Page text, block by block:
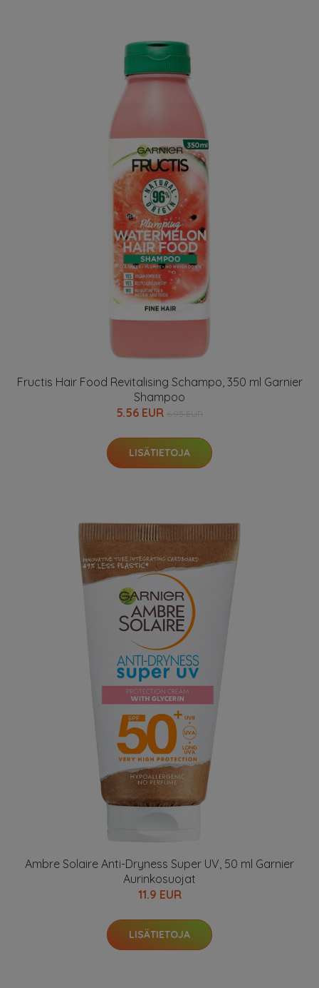
Fructis Hair Food Revitalising Schampo, 350 ml Garnier
Shampoo
5.56 EUR
LISÄTIETOJA
Ambre Solaire Anti-Dryness Super UV, 50 ml Garnier
Aurinkosuojat
11.9 EUR
LISÄTIETOJA